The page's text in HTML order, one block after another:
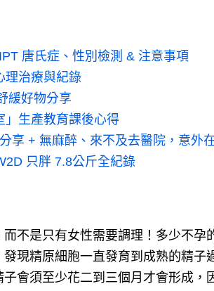
唐氏症、性別檢測 & 注意事項
理治療與紀錄
緩好物分享
」生產教育課後心得
享 + 無麻醉、來不及去醫院，意外
只胖 7.8公斤全紀錄
不是只有女性需要調理！ 多少不孕
現精原細胞一直發育到成熟的精子
會須至少花二到三個月才會形成，